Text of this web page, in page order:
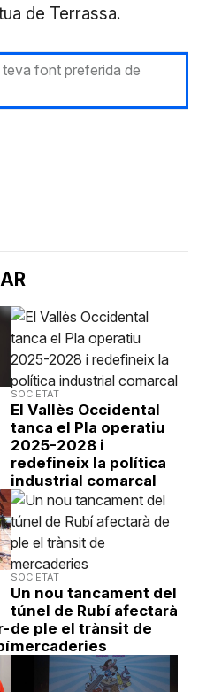
de Terrassa.
font preferida de
SOCIETAT
El Vallès Occidental
tanca el Pla operatiu
2025-2028 i
redefineix la política
industrial comarcal
SOCIETAT
Un nou tancament del
túnel de Rubí afectarà
de ple el trànsit de
mercaderies